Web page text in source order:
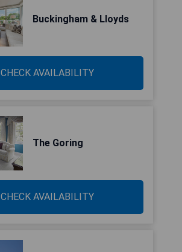
Buckingham & Lloyds
CHECK AVAILABILITY
The Goring
CHECK AVAILABILITY